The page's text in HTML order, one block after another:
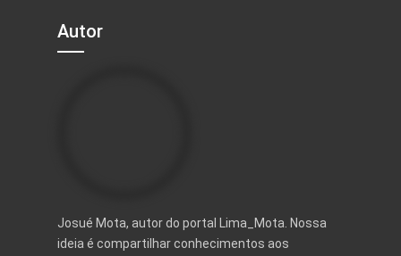
Autor
Josué Mota, autor do portal Lima_Mota. Nossa
ideia é compartilhar conhecimentos aos